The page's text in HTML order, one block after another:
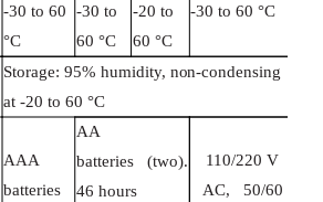
-30 to 60
°C
-30 to
60 °C
-20 to
60 °C
-30 to 60 °C
Storage: 95% humidity, non-condensing
at -20 to 60 °C
AAA
batteries
AA
batteries (two).
46 hours
110/220 V
AC, 50/60